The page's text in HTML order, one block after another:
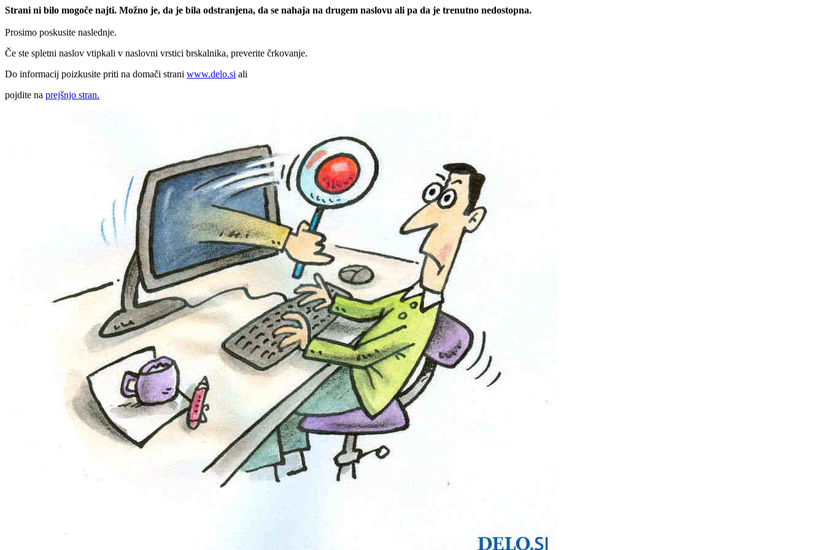
Strani ni bilo mogoče najti. Možno je, da je bila odstranjena, da se nahaja na drugem naslovu ali pa da je trenutno nedostopna.
Prosimo poskusite naslednje.
Če ste spletni naslov vtipkali v naslovni vrstici brskalnika, preverite črkovanje.
Do informacij poizkusite priti na domači strani www.delo.si ali
pojdite na prejšnjo stran.